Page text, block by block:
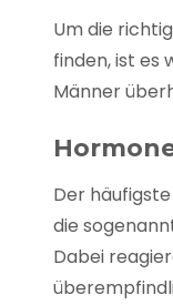
Um die
finden, ist es
Männer
Der
die
Dabei